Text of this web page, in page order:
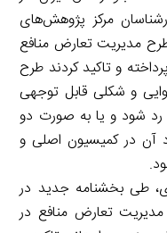
مرکز پژوهش‌های
مدیریت تعارض منافع
و تاکید کردند طرح
و شکلی قابل توجهی
شود و یا به صورت دو
آن در کمیسیون اصلی و
طی بخشنامه جدید در
لزوم مدیریت تعارض منافع در